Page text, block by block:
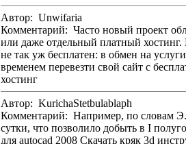
Автор: Unwifaria
Комментарий: Часто новый проект
или даже отдельный платный хостинг. В таких
не так уж бесплатен: в обмен на
временем перевезти свой сайт с
хостинг
Автор: KurichaStetbulablaph
Комментарий: Например, по словам
сутки, что позволило добыть в I полугодии 60 млн 300 т.
для autocad 2008 Скачать кряк 3d